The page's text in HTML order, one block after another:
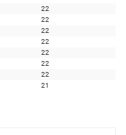
22
22
22
22
22
22
22
21